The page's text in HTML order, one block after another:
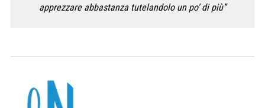
apprezzare abbastanza tutelandolo un po’ di più”